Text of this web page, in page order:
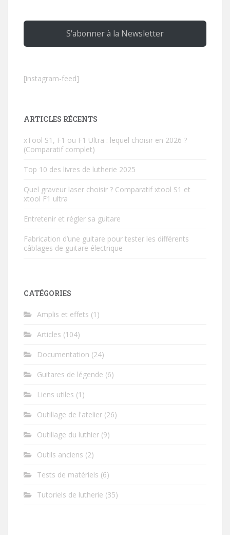
S'abonner à la Newsletter
[instagram-feed]
ARTICLES RÉCENTS
xTool S1, F1 ou F1 Ultra : lequel choisir en 2026 ?
(Comparatif complet)
Top 10 des livres de lutherie 2025
Quel graveur laser choisir ? Comparatif xtool S1 et
xtool F1 ultra
Entretenir et régler sa guitare
Fabrication d’une guitare pour tester les différents
câblages de guitare électrique
CATÉGORIES
Amplis et effets (1)
Articles (104)
Documentation (24)
Guitares de légende (6)
Liens utiles (1)
Outillage de l'atelier (26)
Outillage du luthier (9)
Outils anciens (2)
Tests de matériels (6)
Tutoriels de lutherie (35)